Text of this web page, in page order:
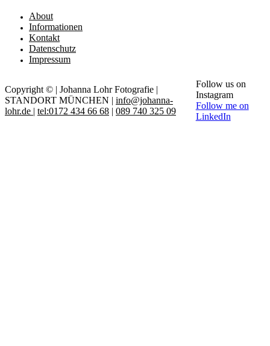
About
Informationen
Kontakt
Datenschutz
Impressum
Copyright © | Johanna Lohr Fotografie |
STANDORT MÜNCHEN | info@johanna-
lohr.de | tel:0172 434 66 68 | 089 740 325 09
Follow us on
Instagram
Follow me on
LinkedIn